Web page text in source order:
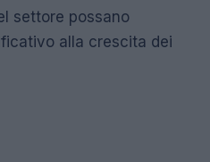
settore possano
alla crescita dei